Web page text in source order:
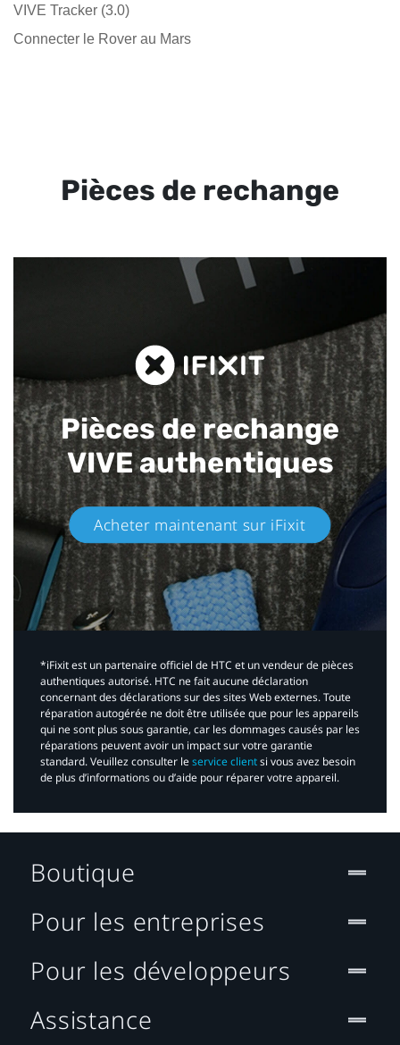
VIVE Tracker (3.0)
Connecter le Rover au Mars
Pièces de rechange
Pièces de rechange
VIVE authentiques​
Acheter maintenant sur iFixit​
*iFixit est un partenaire officiel de HTC et un vendeur de pièces
authentiques autorisé. HTC ne fait aucune déclaration
concernant des déclarations sur des sites Web externes. Toute
réparation autogérée ne doit être utilisée que pour les appareils
qui ne sont plus sous garantie, car les dommages causés par les
réparations peuvent avoir un impact sur votre garantie
standard. Veuillez consulter leservice clientsi vous avez besoin
de plus d’informations ou d’aide pour réparer votre appareil.​
Boutique
Pour les entreprises
Pour les développeurs
Assistance